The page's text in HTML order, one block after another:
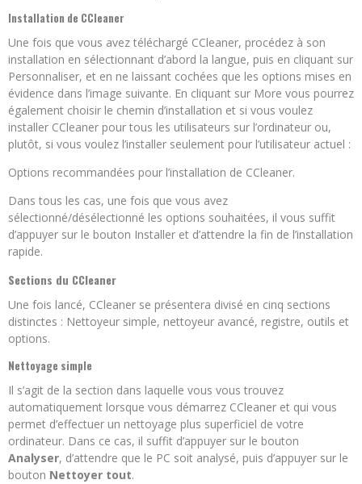
Installation de CCleaner
Une fois que vous avez téléchargé CCleaner, procédez à son
installation en sélectionnant d’abord la langue, puis en cliquant sur
Personnaliser, et en ne laissant cochées que les options mises en
évidence dans l’image suivante. En cliquant sur More vous pourrez
également choisir le chemin d’installation et si vous voulez
installer CCleaner pour tous les utilisateurs sur l’ordinateur ou,
plutôt, si vous voulez l’installer seulement pour l’utilisateur actuel :
Options recommandées pour l’installation de CCleaner.
Dans tous les cas, une fois que vous avez
sélectionné/désélectionné les options souhaitées, il vous suffit
d’appuyer sur le bouton Installer et d’attendre la fin de l’installation
rapide.
Sections du CCleaner
Une fois lancé, CCleaner se présentera divisé en cinq sections
distinctes : Nettoyeur simple, nettoyeur avancé, registre, outils et
options.
Nettoyage simple
Il s’agit de la section dans laquelle vous vous trouvez
automatiquement lorsque vous démarrez CCleaner et qui vous
permet d’effectuer un nettoyage plus superficiel de votre
ordinateur. Dans ce cas, il suffit d’appuyer sur le bouton
Analyser, d’attendre que le PC soit analysé, puis d’appuyer sur le
bouton Nettoyer tout.